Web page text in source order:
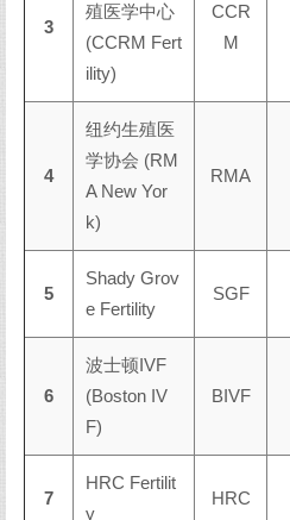
3
殖医学中心
(CCRM Fert
ility)
CCR
M
4
纽约生殖医
学协会 (RM
A New Yor
k)
RMA
5
Shady Grov
e Fertility
SGF
6
波士顿IVF
(Boston IV
F)
BIVF
7
HRC Fertilit
y
HRC